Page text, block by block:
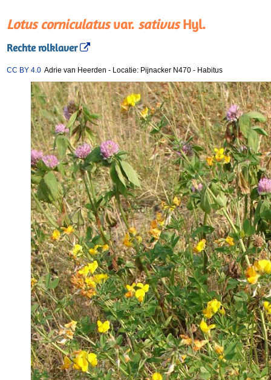
Lotus corniculatusvar. sativusHyl.
Rechte rolklaver
CC BY 4.0 Adrie van Heerden - Locatie: Pijnacker N470 - Habitus